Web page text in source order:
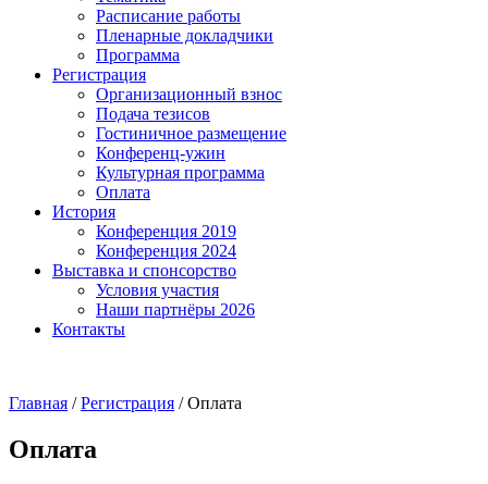
Расписание работы
Пленарные докладчики
Программа
Регистрация
Организационный взнос
Подача тезисов
Гостиничное размещение
Конференц-ужин
Культурная программа
Оплата
История
Конференция 2019
Конференция 2024
Выставка и спонсорство
Условия участия
Наши партнёры 2026
Контакты
Главная /Регистрация /Оплата
Оплата